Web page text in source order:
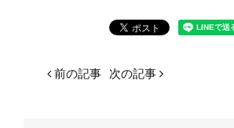
前の記事 次の記事